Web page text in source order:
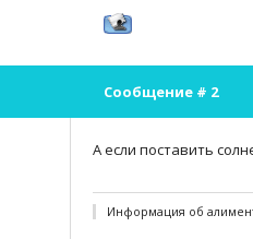
Сообщение # 2
А если поставить
Информация об